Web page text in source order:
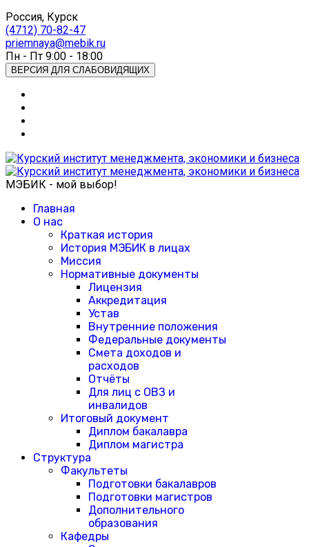
Россия, Курск
(4712) 70-82-47
priemnaya@mebik.ru
Пн - Пт 9:00 - 18:00
ВЕРСИЯ ДЛЯ СЛАБОВИДЯЩИХ
МЭБИК - мой выбор!
Главная
О нас
Краткая история
История МЭБИК в лицах
Миссия
Нормативные документы
Лицензия
Аккредитация
Устав
Внутренние положения
Федеральные документы
Смета доходов и
расходов
Отчёты
Для лиц с ОВЗ и
инвалидов
Итоговый документ
Диплом бакалавра
Диплом магистра
Структура
Факультеты
Подготовки бакалавров
Подготовки магистров
Дополнительного
образования
Кафедры